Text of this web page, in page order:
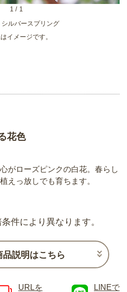
ルバースプリング
イメージです。
1 / 1
花色
がローズピンクの白花。春らし
えっ放しでも育ちます。
件により異なります。
品説明はこちら
URLを
LINEで